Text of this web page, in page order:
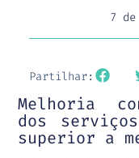
7
Partilhar:
Melhoria
dos
superior a